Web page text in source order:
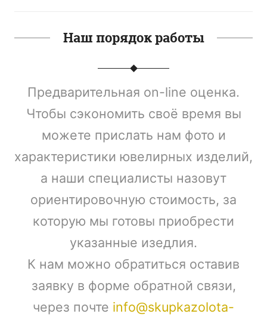
Наш порядок работы
Предварительная on-line оценка.
Чтобы сэкономить своё время вы
можете прислать нам фото и
характеристики ювелирных изделий,
а наши специалисты назовут
ориентировочную стоимость, за
которую мы готовы приобрести
указанные изедлия.
К нам можно обратиться оставив
заявку в форме обратной связи,
через почте info@skupkazolota-